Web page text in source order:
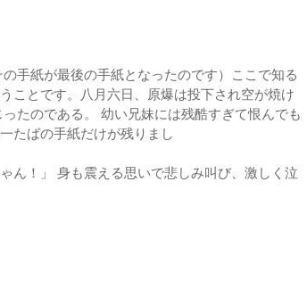
手紙が最後の手紙となったのです）ここで知る
ことです。八月六日、原爆は投下され空が焼け
たのである。 幼い兄妹には残酷すぎて恨んでも
たばの手紙だけが残りまし
ん！」 身も震える思いで悲しみ叫び、激しく泣